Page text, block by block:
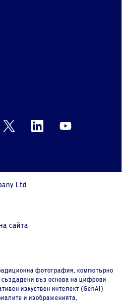
Ltd
сайта
фотография, компютърно
въз основа на цифрови
изкуствен интелект (GenAI)
и изображенията,